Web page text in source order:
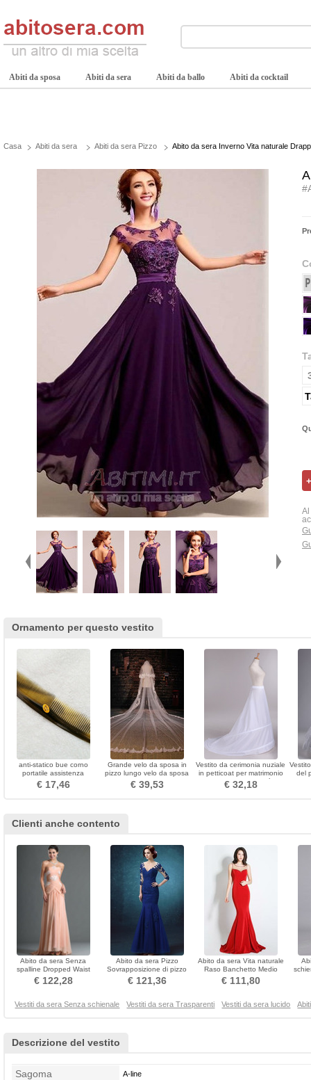
Abiti da sposa Abiti da sera Abiti da ballo Abiti da cocktail
Casa Abiti da sera Abiti da sera Pizzo Abito da sera Inverno Vita naturale
Al
Ornamento per questo vestito
anti-statico bue corno
portatile assistenza
sanitaria all'ingrosso piccolo
specchio & pettine
€ 17,46
Grande velo da sposa in
pizzo lungo velo da sposa
€ 39,53
Vestito da cerimonia nuziale
in petticoat per matrimonio
Due cerchioni Taffettà in
poliestere
€ 32,18
del
Clienti anche contento
Abito da sera Senza
spalline Dropped Waist
Sovrapposizione di tulle
€ 122,28
Abito da sera Pizzo
Sovrapposizione di pizzo
Maglietta Elegante
€ 121,36
Abito da sera Vita naturale
Raso Banchetto Medio
Guaina Senza maniche
€ 111,80
Vestiti da sera Senza schienale Vestiti da sera Trasparenti Vestiti da sera lucido
Descrizione del vestito
Sagoma A-line